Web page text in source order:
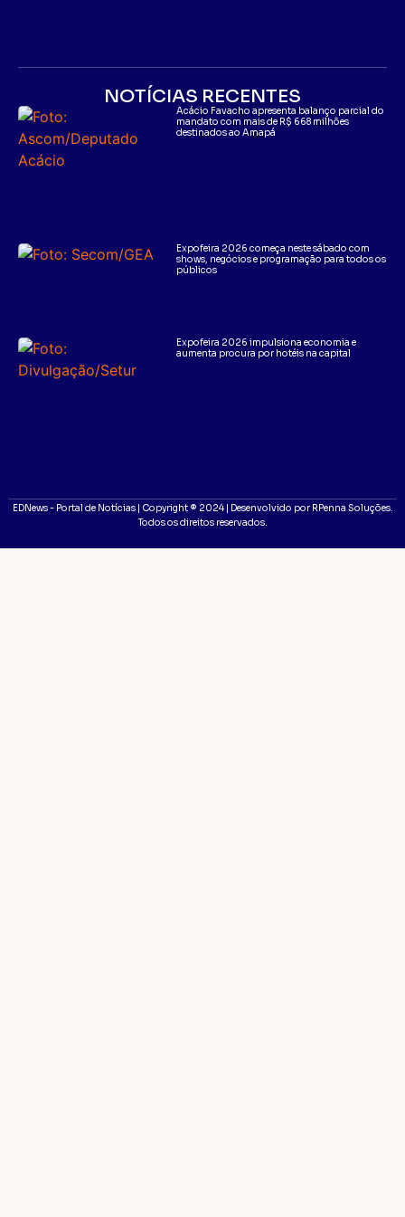
NOTÍCIAS RECENTES
Acácio Favacho apresenta balanço parcial do
mandato com mais de R$ 668 milhões
destinados ao Amapá
Expofeira 2026 começa neste sábado com
shows, negócios e programação para todos os
públicos
Expofeira 2026 impulsiona economia e
aumenta procura por hotéis na capital
EDNews - Portal de Notícias | Copyright ® 2024 | Desenvolvido por RPenna Soluções.
Todos os direitos reservados.